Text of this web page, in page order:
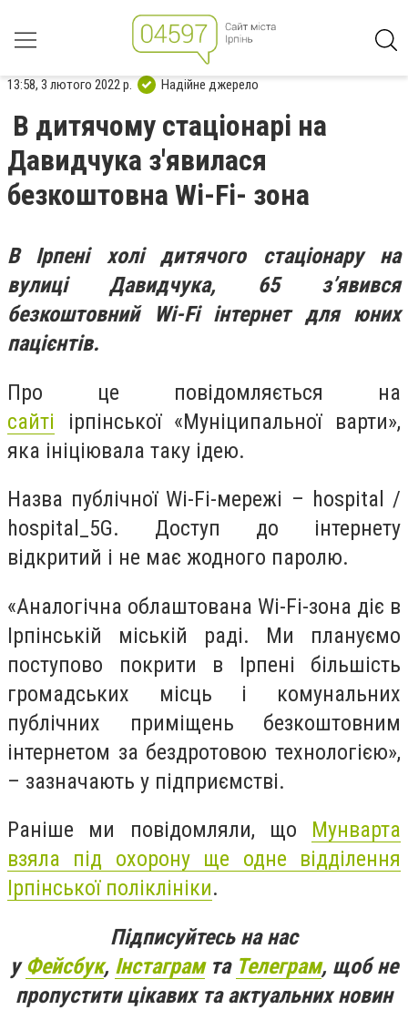
13:58, 3 лютого 2022 р. Надійне джерело
В дитячому стаціонарі на
Давидчука з'явилася
безкоштовна Wi-Fi- зона
В Ірпені холі дитячого стаціонару на
вулиці Давидчука, 65 з’явився
безкоштовний Wi-Fi інтернет для юних
пацієнтів.
Про це повідомляється на
сайті ірпінської «Муніципальної варти»,
яка ініціювала таку ідею.
Назва публічної Wi-Fi-мережі – hospital /
hospital_5G. Доступ до інтернету
відкритий і не має жодного паролю.
«Аналогічна облаштована Wi-Fi-зона діє в
Ірпінській міській раді. Ми плануємо
поступово покрити в Ірпені більшість
громадських місць і комунальних
публічних приміщень безкоштовним
інтернетом за бездротовою технологією»,
– зазначають у підприємстві.
Раніше ми повідомляли, що Мунварта
взяла під охорону ще одне відділення
Ірпінської поліклініки.
Підписуйтесь на нас
уФейсбук, Інстаграмта Телеграм, щоб не
пропустити цікавих та актуальних новин